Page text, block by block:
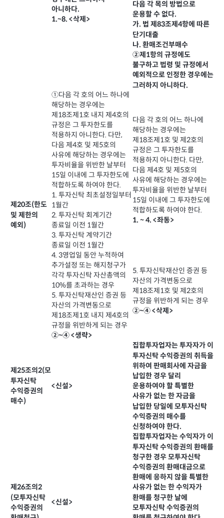
아니하다.
1.~8. <삭제>
다음 각 목의 방법으로
운용할 수 없다.
가. 법 제83조제4항에 따른
단기대출
나. 환매조건부매수
②제1항의 규정에도
불구하고 법령 및 규정에서
예외적으로 인정한 경우에는
그러하지 아니하다.
제20조(한도
및 제한의
예외)
①다음 각 호의 어느 하나에
해당하는 경우에는
제18조제1호 내지 제4호의
규정은 그 투자한도를
적용하지 아니한다. 다만,
다음 제4호 및 제5호의
사유에 해당하는 경우에는
투자비율을 위반한 날부터
15일 이내에 그 투자한도에
적합하도록 하여야 한다.
1. 투자신탁 최초설정일부터
1월간
2. 투자신탁 회계기간
종료일 이전 1월간
3. 투자신탁 계약기간
종료일 이전 1월간
4. 3영업일 동안 누적하여
추가설정 또는 해지청구가
각각 투자신탁 자산총액의
10%를 초과하는 경우
5. 투자신탁재산인 증권 등
자산의 가격변동으로
제18조제1호 내지 제4호의
규정을 위반하게 되는 경우
②~④ <생략>
다음 각 호의 어느 하나에
해당하는 경우에는
제18조제1호 및 제2호의
규정은 그 투자한도를
적용하지 아니한다. 다만,
다음 제4호 및 제5호의
사유에 해당하는 경우에는
투자비율을 위반한 날부터
15일 이내에 그 투자한도에
적합하도록 하여야 한다.
1. ~ 4. <좌동>
5. 투자신탁재산인 증권 등
자산의 가격변동으로
제18조제1호 및 제2호의
규정을 위반하게 되는 경우
②~④ <삭제>
제25조의2(모
투자신탁
수익증권의
매수)
<신설>
집합투자업자는 투자자가 이
투자신탁 수익증권의 취득을
위하여 판매회사에 자금을
납입한 경우 달리
운용하여야 할 특별한
사유가 없는 한 자금을
납입한 당일에 모투자신탁
수익증권의 매수를
신청하여야 한다.
제26조의2
(모투자신탁
수익증권의
<신설>
집합투자업자는 수익자가 이
투자신탁 수익증권의 환매를
청구한 경우 모투자신탁
수익증권의 환매대금으로
환매에 응하지 않을 특별한
사유가 없는 한 수익자가
환매를 청구한 날에
모투자신탁 수익증권의